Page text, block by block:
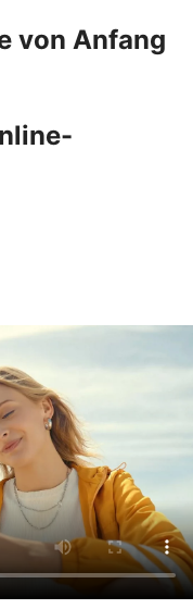
von Anfang